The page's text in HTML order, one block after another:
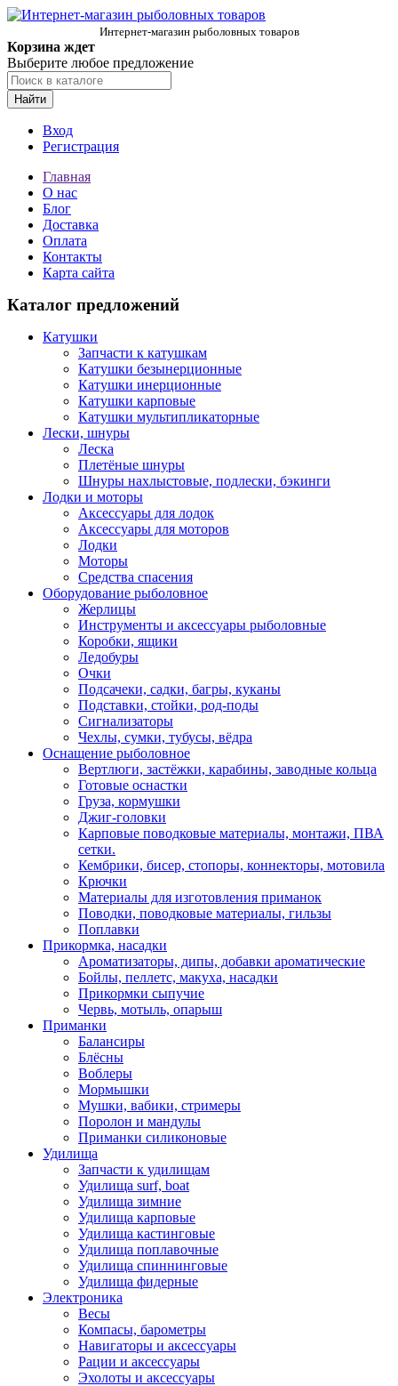
Интернет-магазин рыболовных товаров
Корзина ждет
Выберите любое предложение
Найти
Вход
Регистрация
Главная
О нас
Блог
Доставка
Оплата
Контакты
Карта сайта
Каталог предложений
Катушки
Запчасти к катушкам
Катушки безынерционные
Катушки инерционные
Катушки карповые
Катушки мультипликаторные
Лески, шнуры
Леска
Плетёные шнуры
Шнуры нахлыстовые, подлески, бэкинги
Лодки и моторы
Аксессуары для лодок
Аксессуары для моторов
Лодки
Моторы
Средства спасения
Оборудование рыболовное
Жерлицы
Инструменты и аксессуары рыболовные
Коробки, ящики
Ледобуры
Очки
Подсачеки, садки, багры, куканы
Подставки, стойки, род-поды
Сигнализаторы
Чехлы, сумки, тубусы, вёдра
Оснащение рыболовное
Вертлюги, застёжки, карабины, заводные кольца
Готовые оснастки
Груза, кормушки
Джиг-головки
Карповые поводковые материалы, монтажи, ПВА
сетки.
Кембрики, бисер, стопоры, коннекторы, мотовила
Крючки
Материалы для изготовления приманок
Поводки, поводковые материалы, гильзы
Поплавки
Прикормка, насадки
Ароматизаторы, дипы, добавки ароматические
Бойлы, пеллетс, макуха, насадки
Прикормки сыпучие
Червь, мотыль, опарыш
Приманки
Балансиры
Блёсны
Воблеры
Мормышки
Мушки, вабики, стримеры
Поролон и мандулы
Приманки силиконовые
Удилища
Запчасти к удилищам
Удилища surf, boat
Удилища зимние
Удилища карповые
Удилища кастинговые
Удилища поплавочные
Удилища спиннинговые
Удилища фидерные
Электроника
Весы
Компасы, барометры
Навигаторы и аксессуары
Рации и аксессуары
Эхолоты и аксессуары